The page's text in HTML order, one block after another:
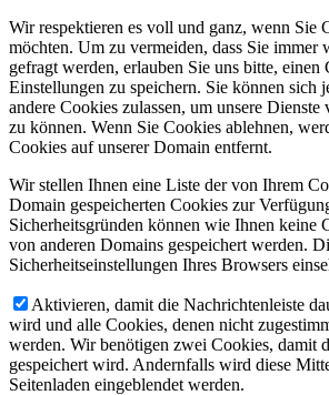
Wir respektieren es voll und ganz, wenn Sie
möchten. Um zu vermeiden, dass Sie immer
gefragt werden, erlauben Sie uns bitte,
Einstellungen zu speichern. Sie können sich
andere Cookies zulassen, um unsere
zu können. Wenn Sie Cookies ablehnen,
Cookies auf unserer Domain entfernt.
Wir stellen Ihnen eine Liste der von Ihrem
Domain gespeicherten Cookies zur
Sicherheitsgründen können wie Ihnen keine
von anderen Domains gespeichert werden.
Sicherheitseinstellungen Ihres Browsers
Aktivieren, damit die Nachrichtenleiste
wird und alle Cookies, denen nicht
werden. Wir benötigen zwei Cookies, damit
gespeichert wird. Andernfalls wird diese
Seitenladen eingeblendet werden.